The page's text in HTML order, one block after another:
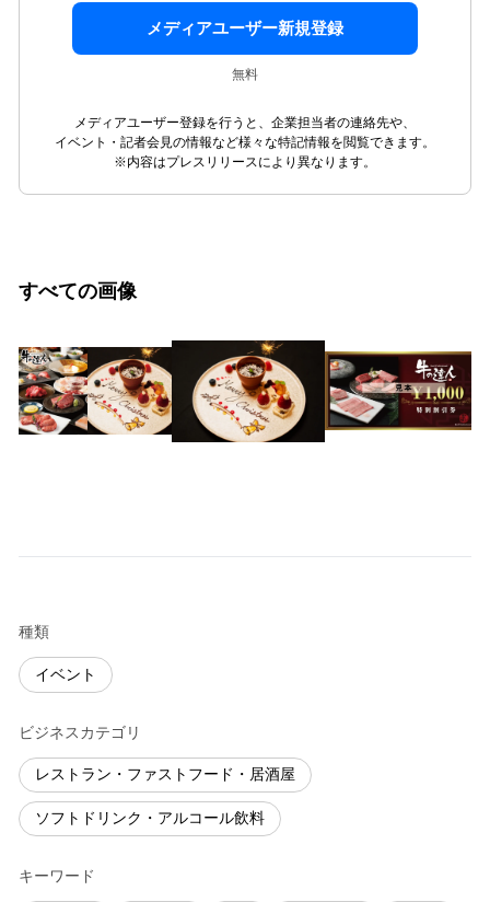
メディアユーザー新規登録
無料
メディアユーザー登録を行うと、企業担当者の連絡先や、
イベント・記者会見の情報など様々な特記情報を閲覧できます。
※内容はプレスリリースにより異なります。
すべての画像
種類
イベント
ビジネスカテゴリ
レストラン・ファストフード・居酒屋
ソフトドリンク・アルコール飲料
キーワード